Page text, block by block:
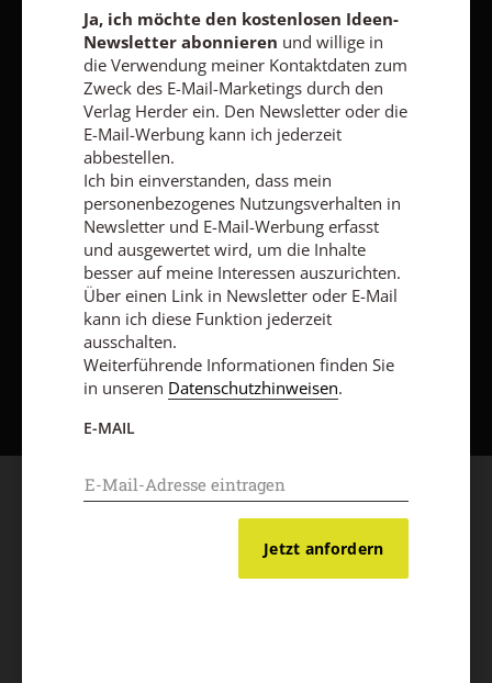
Impressum
Vertrag widerrufen Abo online kündigen
Nach oben
Ja, ich möchte den kostenlosen Ideen-
Newsletter abonnieren und willige in
die Verwendung meiner Kontaktdaten zum
Zweck des E-Mail-Marketings durch den
Verlag Herder ein. Den Newsletter oder die
E-Mail-Werbung kann ich jederzeit
abbestellen.
Ich bin einverstanden, dass mein
personenbezogenes Nutzungsverhalten in
Newsletter und E-Mail-Werbung erfasst
und ausgewertet wird, um die Inhalte
besser auf meine Interessen auszurichten.
Über einen Link in Newsletter oder E-Mail
kann ich diese Funktion jederzeit
ausschalten.
Weiterführende Informationen finden Sie
in unseren Datenschutzhinweisen.
E-MAIL
Jetzt anfordern